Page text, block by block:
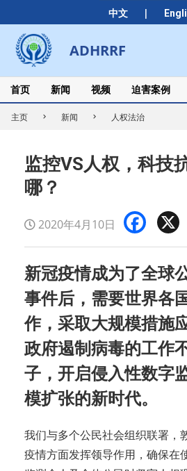
中文 |
to
content
ADHRRF
Secondary
Navigation
Menu
首页 新闻 视频 迫害案例
主页 新闻 人权法治
监控VS人权，科技
哪？
2020年4月10日
新冠疫情成为了全球
事件后，需要世界各
作，采取大规模措施
政府遏制病毒的工作
子，开启侵入性数字
模扩张的新时代。
我们与多个公民社会组织联署，
疫情方面发挥领导作用，确保在